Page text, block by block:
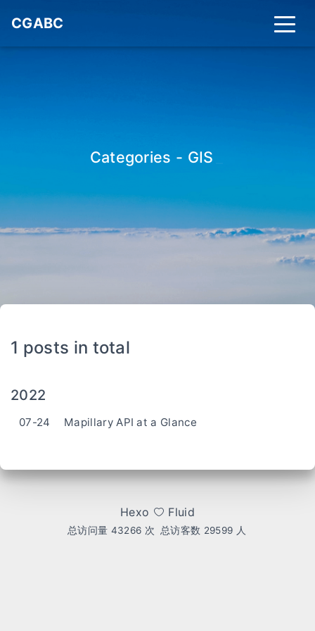
CGABC
Categories - GIS
1 posts in total
2022
07-24 Mapillary API at a Glance
Hexo Fluid
总访问量 43266 次 总访客数 29599 人